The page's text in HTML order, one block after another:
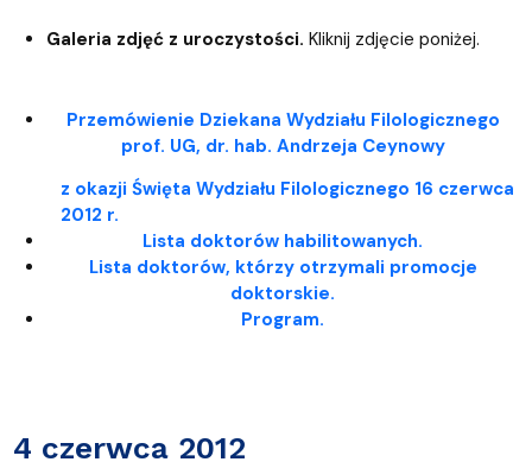
Galeria zdjęć z uroczystości. Kliknij zdjęcie poniżej.
Przemówienie Dziekana Wydziału Filologicznego
prof. UG, dr. hab. Andrzeja Ceynowy
z okazji Święta Wydziału Filologicznego 16 czerwca
2012 r.
Lista doktorów habilitowanych.
Lista doktorów, którzy otrzymali promocje
doktorskie.
Program.
4 czerwca 2012